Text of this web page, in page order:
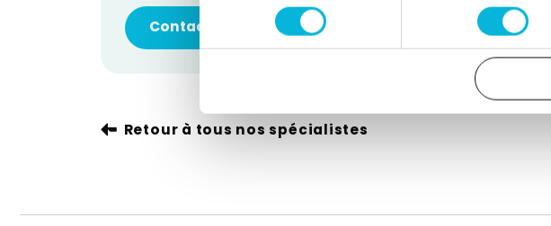
du
consentement
Contacter le service
Retour à tous nos spécialistes